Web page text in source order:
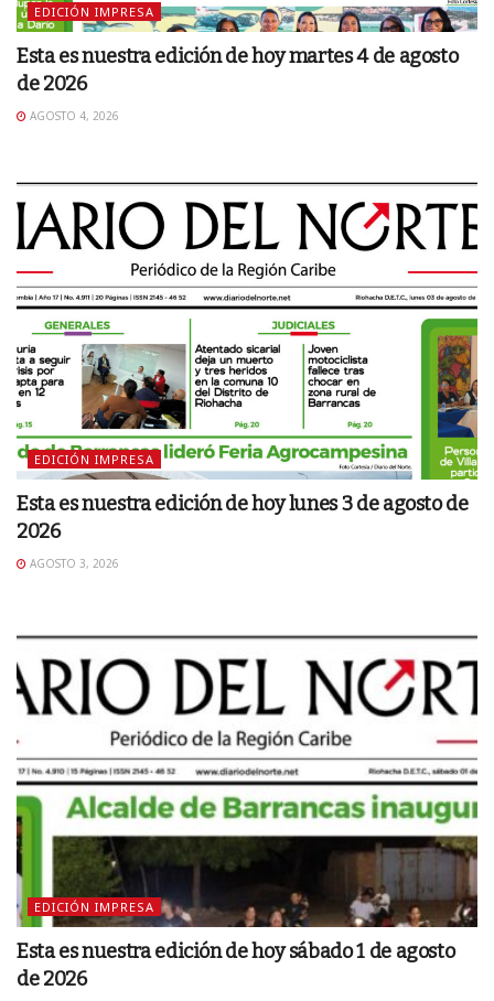
EDICIÓN IMPRESA
Esta es nuestra edición de hoy martes 4 de agosto
de 2026
AGOSTO 4, 2026
EDICIÓN IMPRESA
Esta es nuestra edición de hoy lunes 3 de agosto de
2026
AGOSTO 3, 2026
EDICIÓN IMPRESA
Esta es nuestra edición de hoy sábado 1 de agosto
de 2026